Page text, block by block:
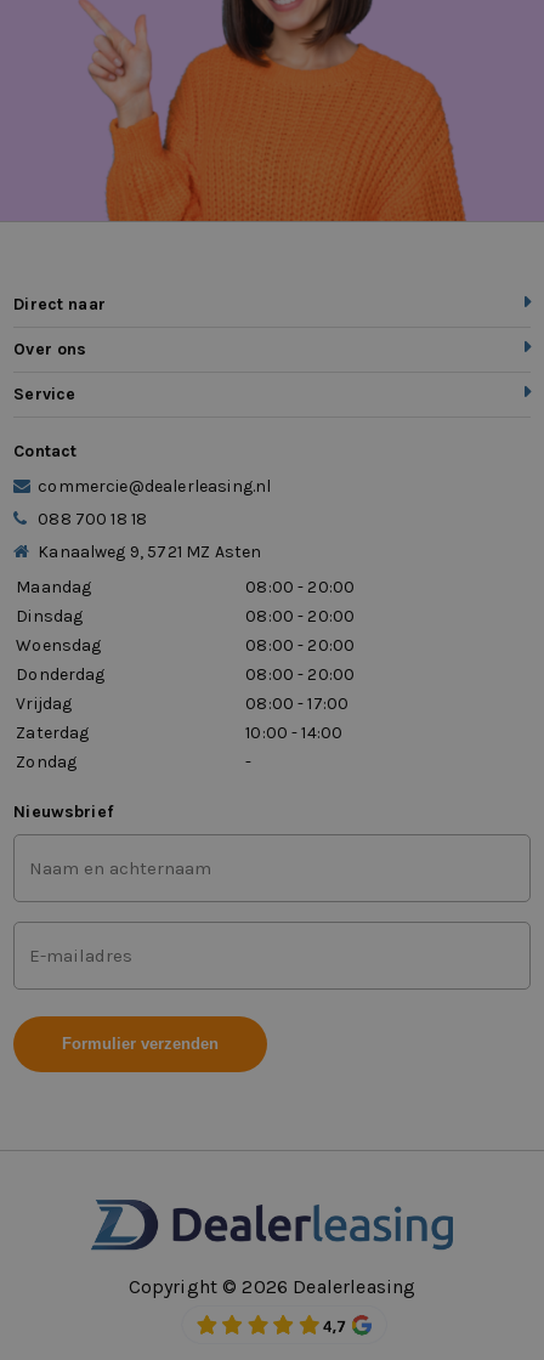
Direct naar
Over ons
Service
Contact
commercie@dealerleasing.nl
088 700 18 18
Kanaalweg 9, 5721 MZ Asten
Maandag
08:00 - 20:00
Dinsdag
08:00 - 20:00
Woensdag
08:00 - 20:00
Donderdag
08:00 - 20:00
Vrijdag
08:00 - 17:00
Zaterdag
10:00 - 14:00
Zondag
-
Nieuwsbrief
Voor-
en
achternaam
(Vereist)
Mailadres
(Vereist)
Copyright © 2026 Dealerleasing